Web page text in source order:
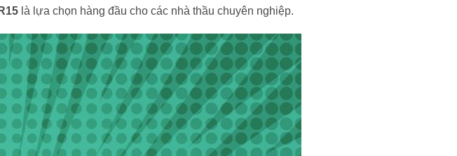
là lựa chọn hàng đầu cho các nhà thầu chuyên nghiệp.